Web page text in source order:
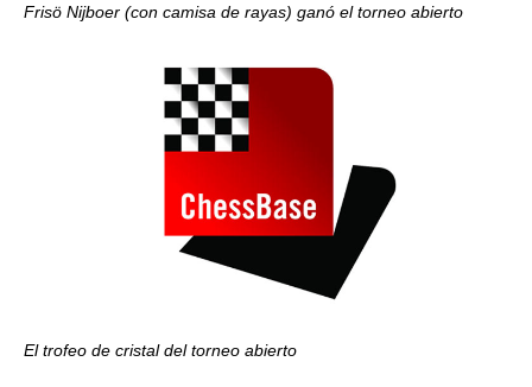
Frisö Nijboer (con camisa de rayas) ganó el torneo abierto
El trofeo de cristal del torneo abierto